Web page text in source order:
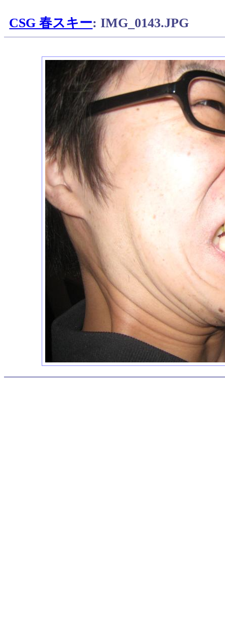
CSG 春スキー: IMG_0143.JPG